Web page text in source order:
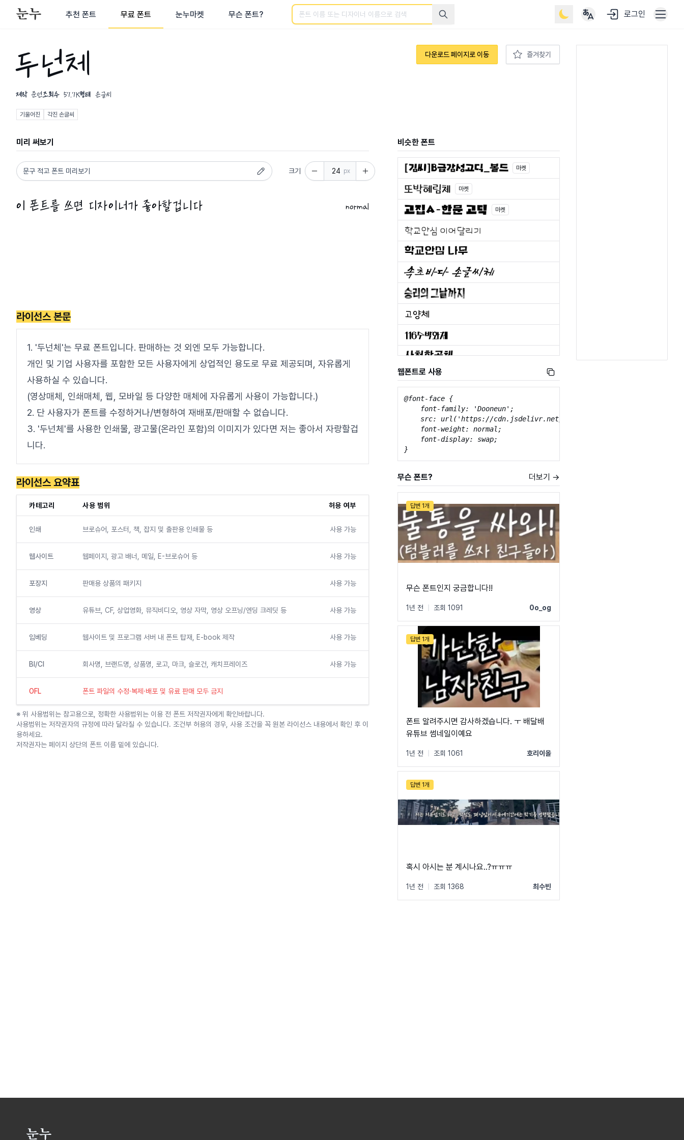
추천 폰트 무료 폰트 눈누마켓 무슨 폰트?
검색 로그인
두넌체
제작 준연조회수 57.7K형태 손글씨
기울어진 각진 손글씨
다운로드 페이지로 이동 즐겨찾기
미리 써보기
크기 px
normal
라이선스 본문
1. '두넌체'는 무료 폰트입니다. 판매하는 것 외엔 모두 가능합니다.
개인 및 기업 사용자를 포함한 모든 사용자에게 상업적인 용도로 무료 제공되며, 자유롭게
사용하실 수 있습니다.
(영상매체, 인쇄매체, 웹, 모바일 등 다양한 매체에 자유롭게 사용이 가능합니다.)
2. 단 사용자가 폰트를 수정하거나/변형하여 재배포/판매할 수 없습니다.
3. '두넌체'를 사용한 인쇄물, 광고물(온라인 포함)의 이미지가 있다면 저는 좋아서 자랑할겁
니다.
라이선스 요약표
카테고리 사용 범위 허용 여부
인쇄 브로슈어, 포스터, 책, 잡지 및 출판용 인쇄물 등 사용 가능
웹사이트 웹페이지, 광고 배너, 메일, E-브로슈어 등 사용 가능
포장지 판매용 상품의 패키지 사용 가능
영상 유튜브, CF, 상업영화, 뮤직비디오, 영상 자막, 영상 오프닝/엔딩 크레딧 등 사용 가능
임베딩 웹사이트 및 프로그램 서버 내 폰트 탑재, E-book 제작 사용 가능
BI/CI 회사명, 브랜드명, 상품명, 로고, 마크, 슬로건, 캐치프레이즈 사용 가능
OFL 폰트 파일의 수정·복제·배포 및 유료 판매 모두 금지
※ 위 사용범위는 참고용으로, 정확한 사용범위는 이용 전 폰트 저작권자에게 확인바랍니다.
사용범위는 저작권자의 규정에 따라 달라질 수 있습니다. 조건부 허용의 경우, 사용 조건을 꼭 원본 라이선스 내용에서 확인 후 이
용하세요.
저작권자는 페이지 상단의 폰트 이름 밑에 있습니다.
비슷한 폰트
마켓
마켓
마켓
웹폰트로 사용
@font-face {
    font-family: 'Dooneun';
src: url('https://cdn.jsdelivr.net/gh/projectnoonnu/
    font-weight: normal;
    font-display: swap;
}
무슨 폰트? 더보기 →
답변 1개
무슨 폰트인지 궁금합니다!!
1년 전 조회 1091 0o_og
답변 1개
폰트 알려주시면 감사하겠습니다. ㅜ 배달배
유튜브 썸네일이예요
1년 전 조회 1061 호리이올
답변 1개
혹시 아시는 분 계시나요..?ㅠㅠㅠ
1년 전 조회 1368 최수빈